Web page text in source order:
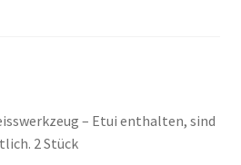
– Etui enthalten, sind
2 Stück